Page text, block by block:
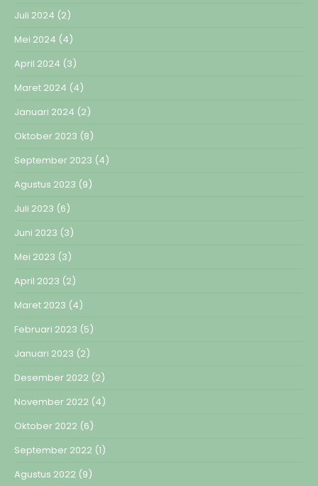
Juli 2024 (2)
Mei 2024 (4)
April 2024 (3)
Maret 2024 (4)
Januari 2024 (2)
Oktober 2023 (8)
September 2023 (4)
Agustus 2023 (9)
Juli 2023 (6)
Juni 2023 (3)
Mei 2023 (3)
April 2023 (2)
Maret 2023 (4)
Februari 2023 (5)
Januari 2023 (2)
Desember 2022 (2)
November 2022 (4)
Oktober 2022 (6)
September 2022 (1)
Agustus 2022 (9)